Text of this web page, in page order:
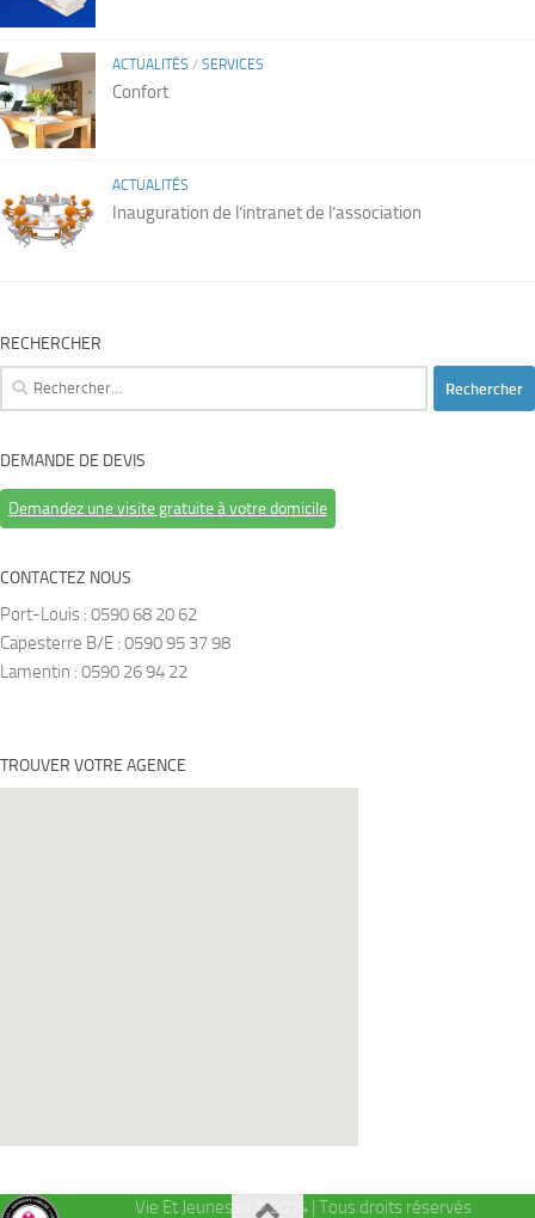
ACTUALITÉS / SERVICES
Confort
ACTUALITÉS
Inauguration de l’intranet de l’association
RECHERCHER
Rechercher :
DEMANDE DE DEVIS
Demandez une visite gratuite à votre domicile
CONTACTEZ NOUS
Port-Louis : 0590 68 20 62
Capesterre B/E : 0590 95 37 98
Lamentin : 0590 26 94 22
TROUVER VOTRE AGENCE
Vie Et Jeunesse © 2014 | Tous droits réservés